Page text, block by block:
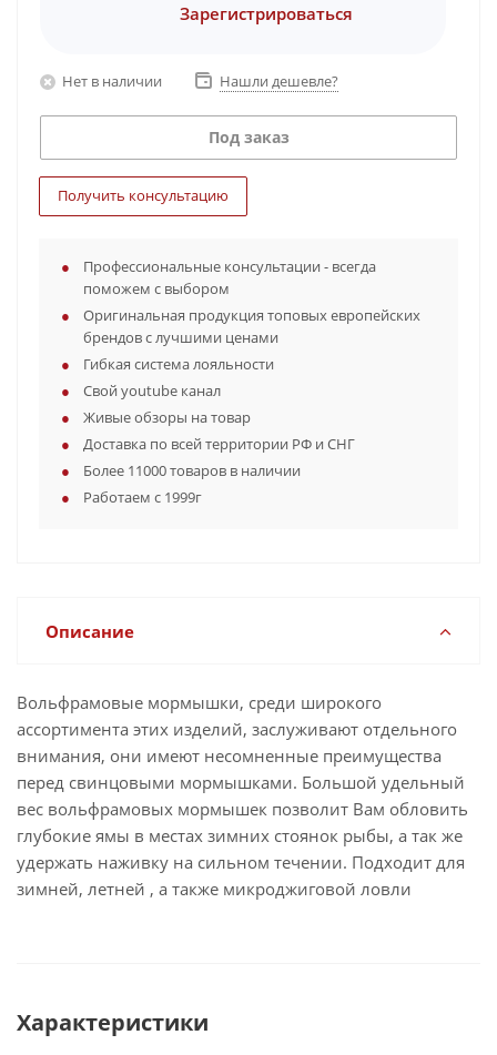
Зарегистрироваться
Нет в наличии Нашли дешевле?
Под заказ
Получить консультацию
Профессиональные консультации - всегда
поможем с выбором
Оригинальная продукция топовых европейских
брендов с лучшими ценами
Гибкая система лояльности
Свой youtube канал
Живые обзоры на товар
Доставка по всей территории РФ и СНГ
Более 11000 товаров в наличии
Работаем с 1999г
Описание
Вольфрамовые мормышки, среди широкого
ассортимента этих изделий, заслуживают отдельного
внимания, они имеют несомненные преимущества
перед свинцовыми мормышками. Большой удельный
вес вольфрамовых мормышек позволит Вам обловить
глубокие ямы в местах зимних стоянок рыбы, а так же
удержать наживку на сильном течении. Подходит для
зимней, летней , а также микроджиговой ловли
Характеристики